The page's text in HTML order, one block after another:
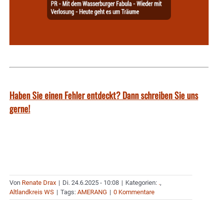
Haben Sie einen Fehler entdeckt? Dann schreiben Sie uns
gerne!
Von Renate Drax | Di. 24.6.2025 - 10:08 | Kategorien: .,
Altlandkreis WS | Tags: AMERANG | 0 Kommentare